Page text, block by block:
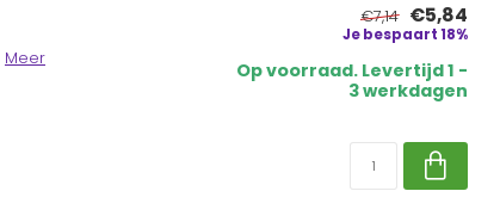
Meer
€7,14 €5,84
Je bespaart 18%
Op voorraad. Levertijd 1 -
3 werkdagen